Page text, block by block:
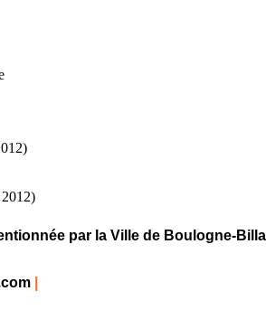
par la Ville de Boulogne-